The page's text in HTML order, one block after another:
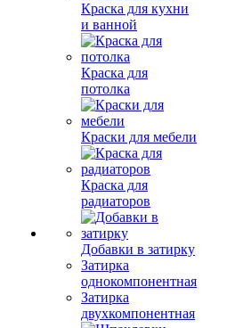
Краска для кухни
и ванной
Краска для
потолка
Краски для мебели
Краска для
радиаторов
Добавки в затирку
Затирка
однокомпонентная
Затирка
двухкомпонентная